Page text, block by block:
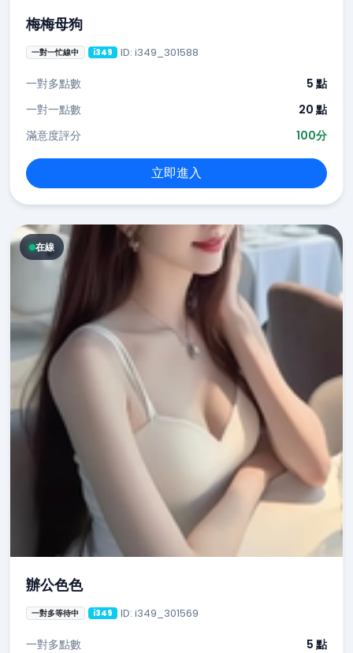
梅梅母狗
一對一忙線中 i349 ID: i349_301588
一對多點數
5 點
一對一點數
20 點
滿意度評分
100分
立即進入
在線
辦公色色
一對多等待中 i349 ID: i349_301569
一對多點數
5 點